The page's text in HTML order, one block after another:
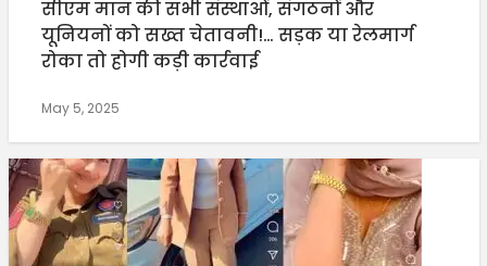
सीएम मान की सभी संस्थाओं, संगठनों और
यूनियनों को सख्त चेतावनी!… सड़क या रेलमार्ग
रोका तो होगी कड़ी कार्रवाई
May 5, 2025